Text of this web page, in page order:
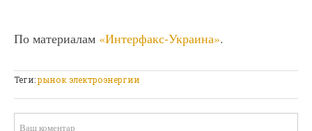
По материалам «Интерфакс-Украина».
Теги:рынок электроэнергии